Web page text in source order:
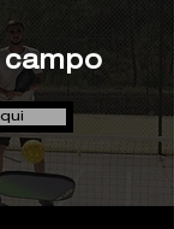
campo